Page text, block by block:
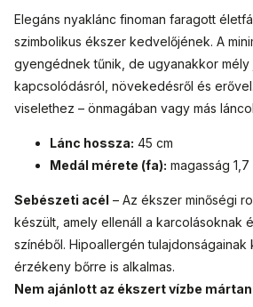
Elegáns nyaklánc finoman faragott
szimbolikus ékszer kedvelőjének. A
gyengédnek tűnik, de ugyanakkor
kapcsolódásról, növekedésről és
viselethez – önmagában vagy más
Lánc hossza: 45 cm
Medál mérete (fa): magasság
Sebészeti acél – Az ékszer minőségi
készült, amely ellenáll a karcolásoknak
színéből. Hipoallergén tulajdonságainak
érzékeny bőrre is alkalmas.
Nem ajánlott az ékszert vízbe